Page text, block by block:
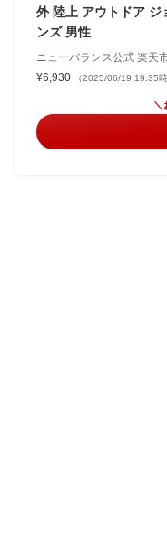
外 陸上 アウトドア ジ
ンズ 男性
ニューバランス公式 楽天
¥6,930
（2025/06/19 19:35
＼